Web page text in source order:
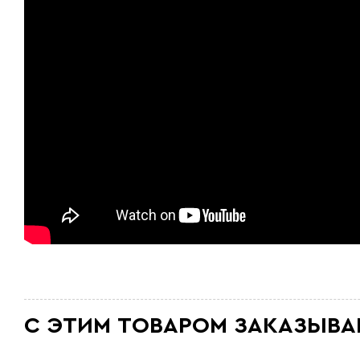
С ЭТИМ ТОВАРОМ